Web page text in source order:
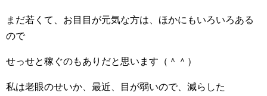
まだ若くて、お目目が元気な方は、ほかにもいろいろある
ので
せっせと稼ぐのもありだと思います（＾＾）
私は老眼のせいか、最近、目が弱いので、減らした